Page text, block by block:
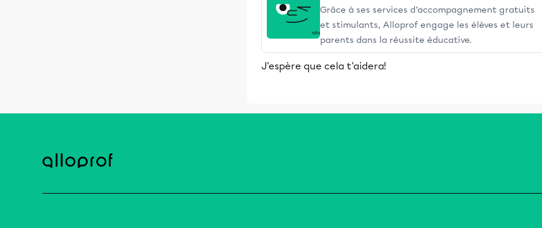
Grâce à ses services d’accompagnement gratuits
et stimulants, Alloprof engage les élèves et leurs
parents dans la réussite éducative.
J'espère que cela t'aidera!